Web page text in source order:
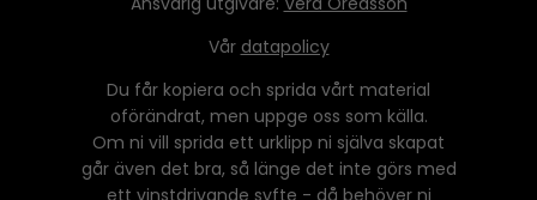
Vår datapolicy
Du får kopiera och sprida vårt material
oförändrat, men uppge oss som källa.
Om ni vill sprida ett urklipp ni själva skapat
går även det bra, så länge det inte görs med